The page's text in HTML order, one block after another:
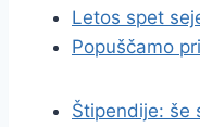
Letos spet
Popuščamo
Štipendije: še